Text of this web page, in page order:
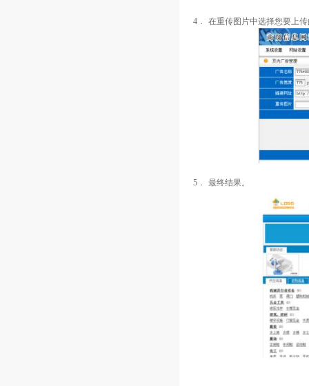
4． 在重传图片中选择您要上
5． 最终结果。